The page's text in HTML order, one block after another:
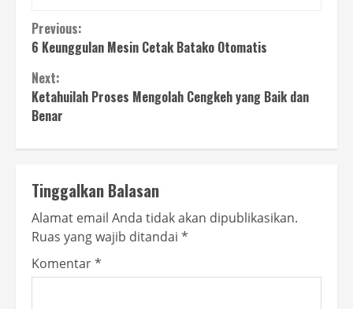
Continue
Reading
Previous:
6 Keunggulan Mesin Cetak Batako Otomatis
Next:
Ketahuilah Proses Mengolah Cengkeh yang Baik dan
Benar
Tinggalkan Balasan
Alamat email Anda tidak akan dipublikasikan.
Ruas yang wajib ditandai *
Komentar*